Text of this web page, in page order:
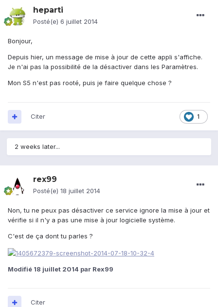
heparti
Posté(e) 6 juillet 2014
Bonjour,
Depuis hier, un message de mise à jour de cette appli s'affiche.
Je n'ai pas la possibilité de la désactiver dans les Paramètres.
Mon S5 n'est pas rooté, puis je faire quelque chose ?
1
Citer
2 weeks later...
rex99
Posté(e) 18 juillet 2014
Non, tu ne peux pas désactiver ce service ignore la mise à jour et
vérifie si il n'y a pas une mise à jour logicielle système.
C'est de ça dont tu parles ?
Modifié 18 juillet 2014 par Rex99
Citer